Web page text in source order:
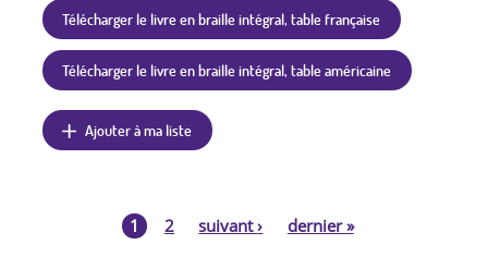
Télécharger le livre en braille intégral, table française
Télécharger le livre en braille intégral, table américaine
Ajouter à ma liste
1 2 suivant› dernier»